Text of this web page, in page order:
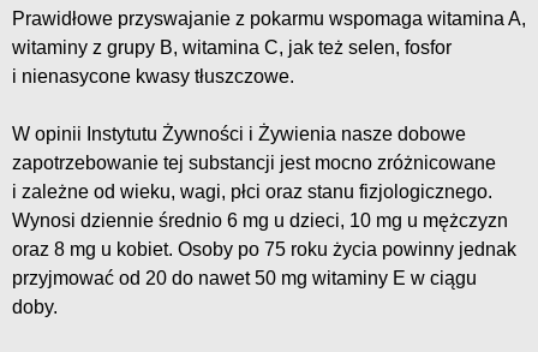
Prawidłowe przyswajanie z pokarmu wspomaga witamina A,
witaminy z grupy B, witamina C, jak też selen, fosfor
i nienasycone kwasy tłuszczowe.
W opinii Instytutu Żywności i Żywienia nasze dobowe
zapotrzebowanie tej substancji jest mocno zróżnicowane
i zależne od wieku, wagi, płci oraz stanu fizjologicznego.
Wynosi dziennie średnio 6 mg u dzieci, 10 mg u mężczyzn
oraz 8 mg u kobiet. Osoby po 75 roku życia powinny jednak
przyjmować od 20 do nawet 50 mg witaminy E w ciągu
doby.